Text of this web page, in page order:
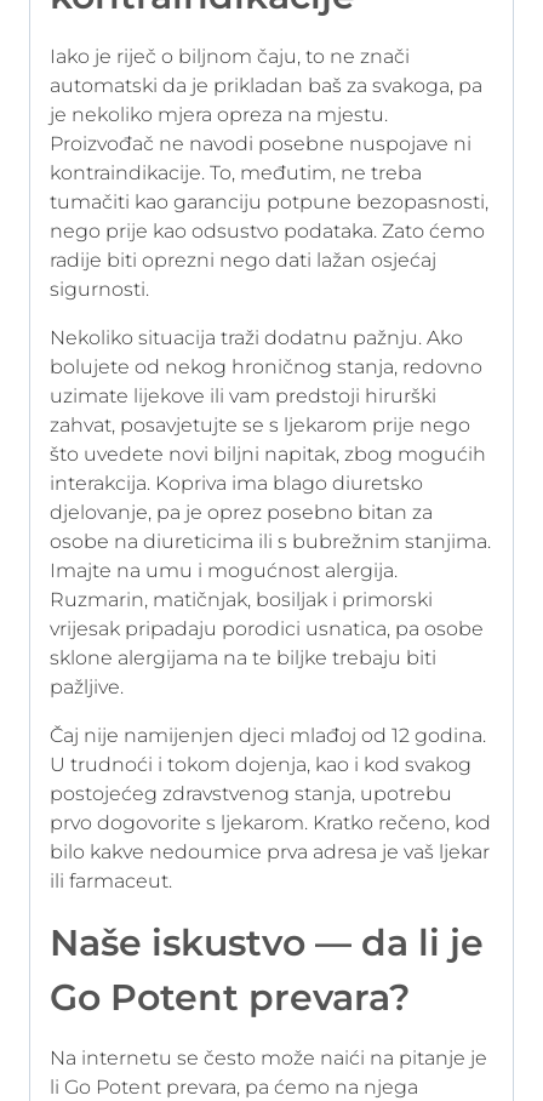
Iako je riječ o biljnom čaju, to ne znači
automatski da je prikladan baš za svakoga, pa
je nekoliko mjera opreza na mjestu.
Proizvođač ne navodi posebne nuspojave ni
kontraindikacije. To, međutim, ne treba
tumačiti kao garanciju potpune bezopasnosti,
nego prije kao odsustvo podataka. Zato ćemo
radije biti oprezni nego dati lažan osjećaj
sigurnosti.
Nekoliko situacija traži dodatnu pažnju. Ako
bolujete od nekog hroničnog stanja, redovno
uzimate lijekove ili vam predstoji hirurški
zahvat, posavjetujte se s ljekarom prije nego
što uvedete novi biljni napitak, zbog mogućih
interakcija. Kopriva ima blago diuretsko
djelovanje, pa je oprez posebno bitan za
osobe na diureticima ili s bubrežnim stanjima.
Imajte na umu i mogućnost alergija.
Ruzmarin, matičnjak, bosiljak i primorski
vrijesak pripadaju porodici usnatica, pa osobe
sklone alergijama na te biljke trebaju biti
pažljive.
Čaj nije namijenjen djeci mlađoj od 12 godina.
U trudnoći i tokom dojenja, kao i kod svakog
postojećeg zdravstvenog stanja, upotrebu
prvo dogovorite s ljekarom. Kratko rečeno, kod
bilo kakve nedoumice prva adresa je vaš ljekar
ili farmaceut.
Naše iskustvo — da li je
Go Potent prevara?
Na internetu se često može naići na pitanje je
li Go Potent prevara, pa ćemo na njega